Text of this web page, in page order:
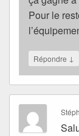
Pour le
Répondre ↓
Stéph